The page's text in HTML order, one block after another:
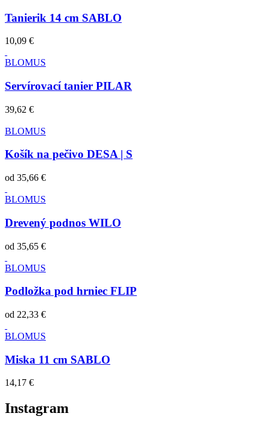
Tanierik 14 cm SABLO
10,09 €
BLOMUS
Servírovací tanier PILAR
39,62 €
BLOMUS
Košík na pečivo DESA | S
od 35,66 €
BLOMUS
Drevený podnos WILO
od 35,65 €
BLOMUS
Podložka pod hrniec FLIP
od 22,33 €
BLOMUS
Miska 11 cm SABLO
14,17 €
Instagram